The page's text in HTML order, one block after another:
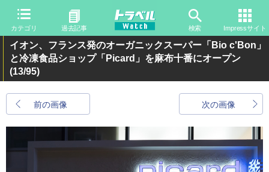
カテゴリ 過去記事 検索 Impressサイト
イオン、フランス発のオーガニックスーパー「Bio c'Bon」
と冷凍食品ショップ「Picard」を麻布十番にオープン
(13/95)
前の画像 次の画像